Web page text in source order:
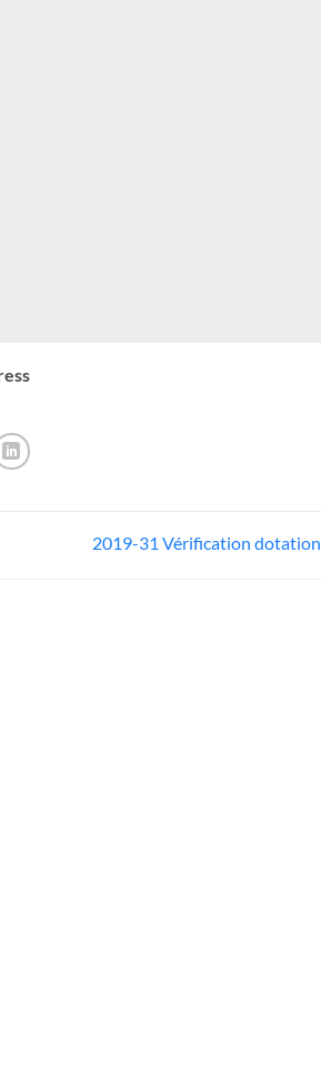
2019-31 Vérification dotation